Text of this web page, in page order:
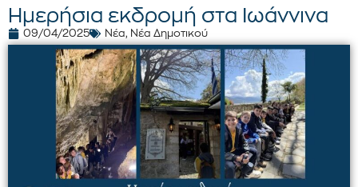
Ημερήσια εκδρομή στα Ιωάννινα
09/04/2025 Νέα, Νέα Δημοτικού